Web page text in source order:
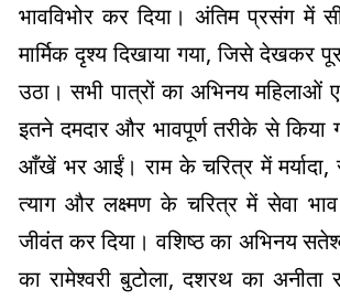
भावविभोर कर दिया। अंतिम प्रसंग में
मार्मिक दृश्य दिखाया गया, जिसे देखकर
उठा। सभी पात्रों का अभिनय महिलाओं
इतने दमदार और भावपूर्ण तरीके से किया
आँखें भर आईं। राम के चरित्र में मर्यादा,
त्याग और लक्ष्मण के चरित्र में सेवा
जीवंत कर दिया। वशिष्ठ का अभिनय
का रामेश्वरी बुटोला, दशरथ का अनीता